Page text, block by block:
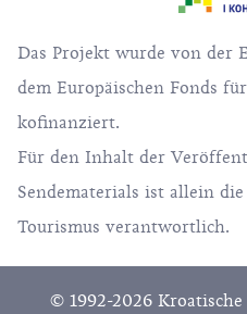
Das Projekt wurde von der
dem Europäischen Fonds
kofinanziert.
Für den Inhalt der
Sendematerials ist allein
Tourismus verantwortlich.
© 1992-2026